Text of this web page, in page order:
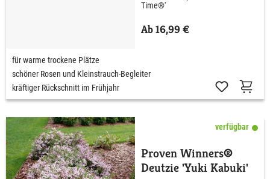
Time®'
Ab 16,99 €
für warme trockene Plätze
schöner Rosen und Kleinstrauch-Begleiter
kräftiger Rückschnitt im Frühjahr
verfügbar
Proven Winners®
Deutzie 'Yuki Kabuki'